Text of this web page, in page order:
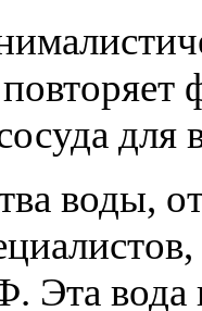
для
воды,
Эта вода